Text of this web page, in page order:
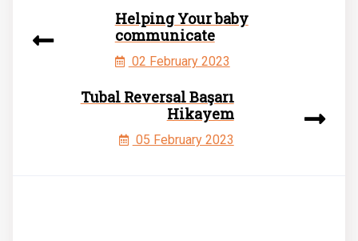
Helping Your baby
communicate
02 February 2023
Tubal Reversal Başarı
Hikayem
05 February 2023